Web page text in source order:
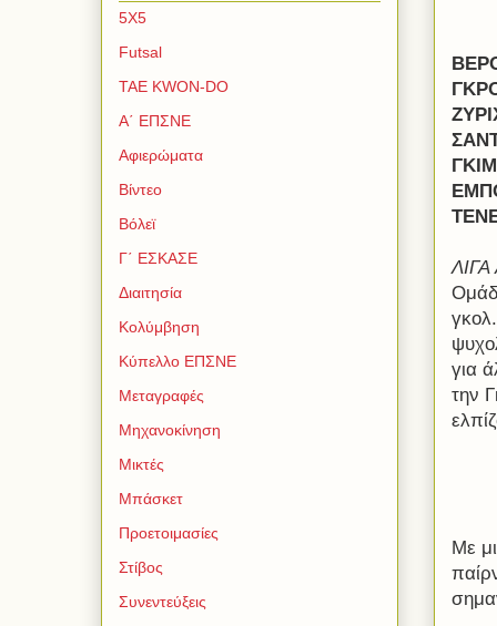
για
την
Με
5Χ5
Futsal
TAE KWON-DO
Α΄ ΕΠΣΝΕ
Αφιερώματα
Βίντεο
Βόλεϊ
Γ΄ ΕΣΚΑΣΕ
Διαιτησία
Κολύμβηση
Κύπελλο ΕΠΣΝΕ
Μεταγραφές
Μηχανοκίνηση
Μικτές
Μπάσκετ
Προετοιμασίες
Στίβος
Συνεντεύξεις